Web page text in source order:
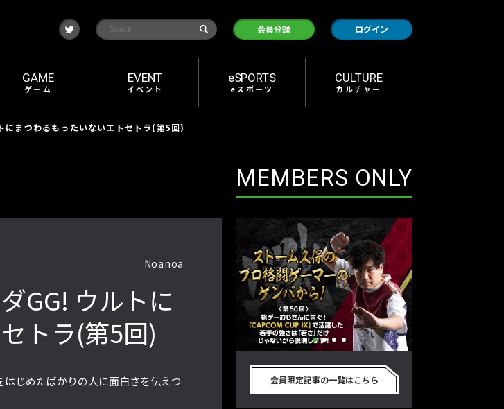
t
w
i
t
検
会員登録 ログイン
GAME
ゲーム
EVENT
イベント
eSPORTS
eスポーツ
CULTURE
カルチャー
にまつわるもったいないエトセトラ(第5回)
Noanoa
GG! ウルトに
トラ(第5回)
はじめたばかりの人に面白さを伝えつ
MEMBERS ONLY
ほし
性！ 大会での向き合い方を真剣に考
CUP IX」で活躍した若手の強さは
「若さ」だけじゃないから説明しま
会員限定記事の一覧はこちら